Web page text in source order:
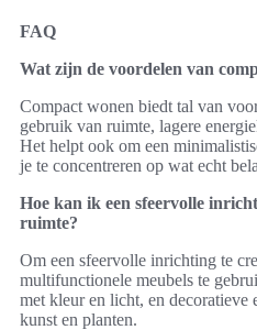
FAQ
Wat zijn de voordelen van
Compact wonen biedt tal van
gebruik van ruimte, lagere
Het helpt ook om een
je te concentreren op wat echt
Hoe kan ik een sfeervolle
ruimte?
Om een sfeervolle inrichting te
multifunctionele meubels te
met kleur en licht, en decoratieve
kunst en planten.